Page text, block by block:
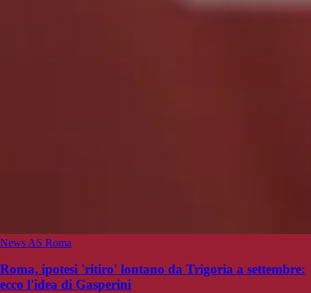
News AS Roma
Roma, ipotesi 'ritiro' lontano da Trigoria a settembre:
ecco l'idea di Gasperini